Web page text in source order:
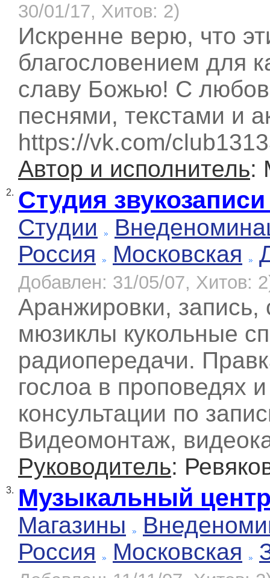
30/01/17, Хитов: 2)
Искренне верю, что
благословением для
славу Божью! С
песнями, текстами и
https://vk.com/
Автор и исполнитель:
2. Студия
Студии
Россия
Московская
Добавлен: 31/05/07, Хитов:
Аранжировки,
мюзиклы кукольные
радиопередачи.
гослоа в проповедях
консультации по
Видеомонтаж,
Руководитель:
3. Музыкальный
Магазины
Россия
Московская